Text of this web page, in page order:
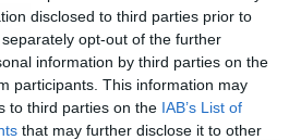
disclosed to third parties prior to
opt-out of the further
information by third parties on the
participants. This information may
to third parties on the IAB’s List of
that may further disclose it to other
στην αποθήκη, και στο
όποιος ήταν διαθέσιμος.
πήγε στον χώρο που
(«the loft»), και